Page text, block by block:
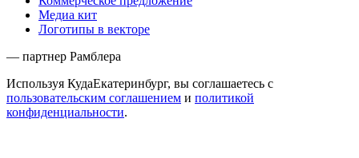
Медиа кит
Логотипы в векторе
— партнер Рамблера
Используя КудаЕкатеринбург, вы соглашаетесь с
пользовательским соглашением и политикой
конфиденциальности.